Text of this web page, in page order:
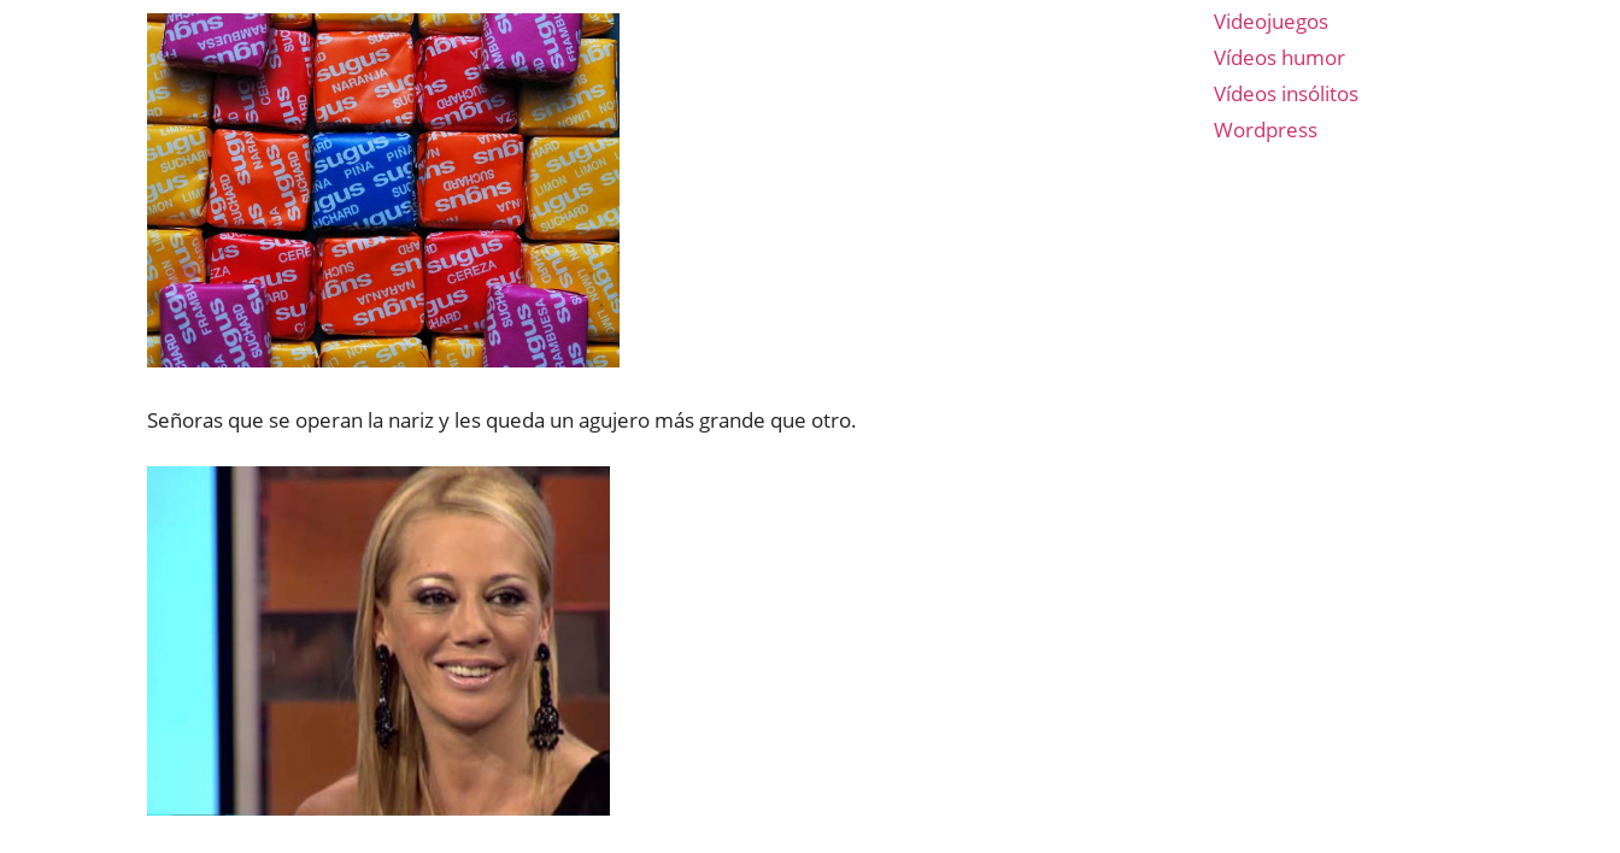
Señoras que se operan la nariz y les queda un agujero más grande que otro.
Videojuegos
Vídeos humor
Vídeos insólitos
Wordpress